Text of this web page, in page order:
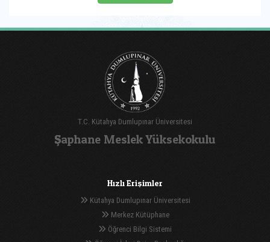
T.C. Kütahya Dumlupınar Üniversitesi
Şaphane Meslek Yüksekokulu
Hızlı Erişimler
Kütahya Dumlupınar Üniversitesi
Merkez Kütüphane
Öğrenci Bilgi Sistemi